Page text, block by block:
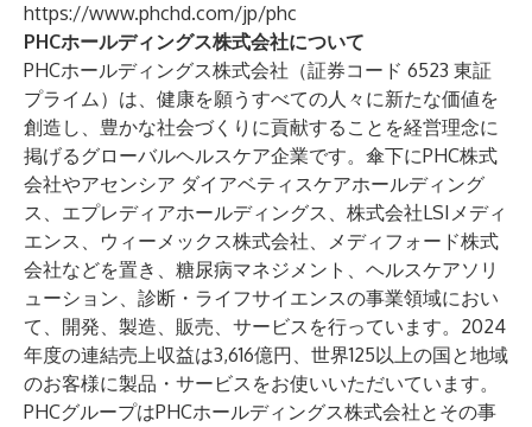
https://www.phchd.com/jp/phc
PHCホールディングス株式会社について
PHCホールディングス株式会社（証券コード 6523 東証
プライム）は、健康を願うすべての人々に新たな価値を
創造し、豊かな社会づくりに貢献することを経営理念に
掲げるグローバルヘルスケア企業です。傘下にPHC株式
会社やアセンシア ダイアベティスケアホールディング
ス、エプレディアホールディングス、株式会社LSIメディ
エンス、ウィーメックス株式会社、メディフォード株式
会社などを置き、糖尿病マネジメント、ヘルスケアソリ
ューション、診断・ライフサイエンスの事業領域におい
て、開発、製造、販売、サービスを行っています。2024
年度の連結売上収益は3,616億円、世界125以上の国と地域
のお客様に製品・サービスをお使いいただいています。
PHCグループはPHCホールディングス株式会社とその事